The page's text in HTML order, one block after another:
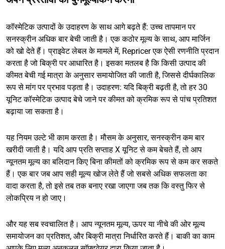
कॉस्मेटिक उत्पादों के उदाहरण के साथ आगे बढ़ते हैं: उच्च तापमान पर
सनस्क्रीन अधिक बार बेची जाती है। एक कठोर मूल्य के साथ, आप मार्जिन
को खो देते हैं। प्राइवेट लेबल के मामले में, Repricer एक ऐसी रणनीति प्रदान
करता है जो बिक्री पर आधारित है। इसका मतलब है कि किसी उत्पाद की
कीमत बेची गई मात्रा के अनुसार समायोजित की जाती है, जिससे दीर्घकालिक
रूप से मांग पर प्रभाव पड़ता है। उदाहरण: यदि बिक्री बढ़ती है, तो हर 30
यूनिट कॉस्मेटिक उत्पाद बेचे जाने पर कीमत को क्रमिक रूप से पांच प्रतिशत
बढ़ाया जा सकता है।
यह नियम उल्टे भी काम करता है। मौसम के अनुसार, सनस्क्रीन कम बार
खरीदी जाती है। यदि आप प्रति सप्ताह X यूनिट से कम बेचते हैं, तो आप
न्यूनतम मूल्य का बलिदान किए बिना कीमतों को क्रमिक रूप से कम कर सकते
हैं। एक बार जब आप सही मूल्य खोज लेते हैं जो सबसे अधिक सफलता का
वादा करता है, तो इसे तब तक बनाए रखा जाएगा जब तक कि वस्तु फिर से
लोकप्रिय न हो जाए।
और यह सब स्वचालित है। आप न्यूनतम मूल्य, ऊपर या नीचे की ओर मूल्य
समायोजन का प्रतिशत, और बिक्री मात्रा निर्धारित करते हैं। बाकी का काम